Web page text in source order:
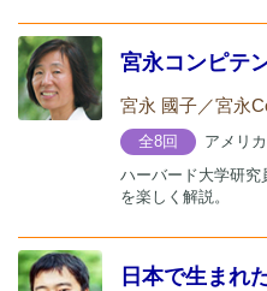
宮永コンピテ
宮永 國子／宮永
全8回
アメリカ
ハーバード大学研究
を楽しく解説。
日本で生まれ